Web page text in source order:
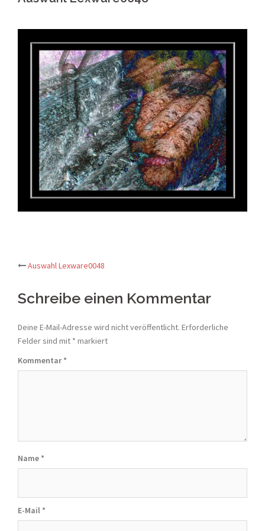
Post
navigation
Auswahl Lexware0048
Schreibe einen Kommentar
Deine E-Mail-Adresse wird nicht veröffentlicht. Erforderliche
Felder sind mit * markiert
Kommentar*
Name *
E-Mail *